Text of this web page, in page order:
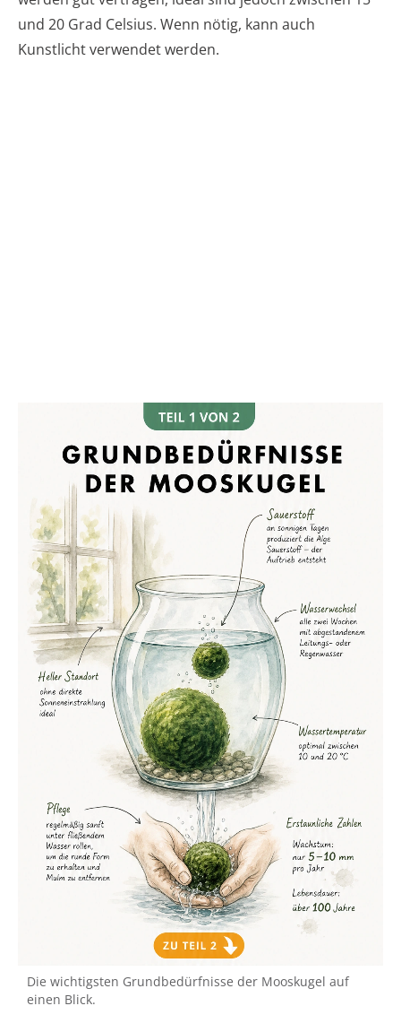
und 20 Grad Celsius. Wenn nötig, kann auch
Kunstlicht verwendet werden.
Die wichtigsten Grundbedürfnisse der Mooskugel auf
einen Blick.